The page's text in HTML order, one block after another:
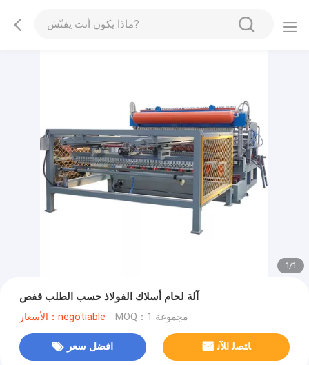
1/1
آلة لحام أسلاك الفولاذ حسب الطلب قفص
الأسعار：negotiable MOQ：1 مجموعة
افضل سعر ﺎﺘﺼﻟ ﺍﻶﻧ